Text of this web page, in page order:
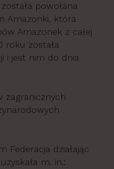
powołana
Amazonki, która
Amazonek z całej
roku została
i jest nim do dnia
zagranicznych
Federacja działając
m. in.: